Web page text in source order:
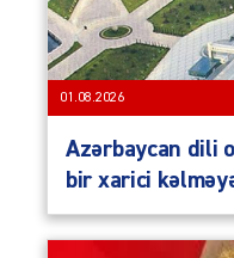
01.08.2026
Azərbaycan dili
bir xarici